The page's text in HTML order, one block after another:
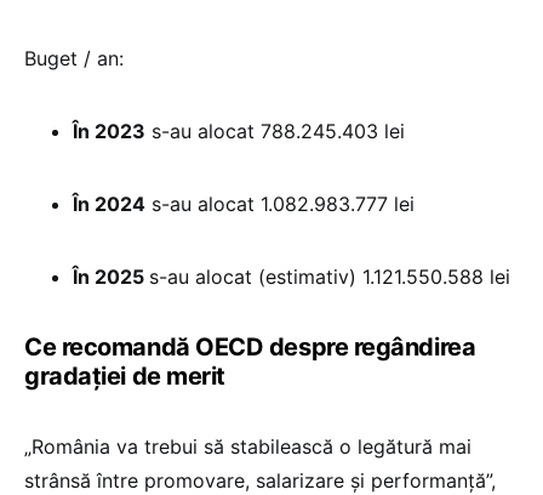
Buget / an:
În 2023 s-au alocat 788.245.403 lei
În 2024 s-au alocat 1.082.983.777 lei
În 2025 s-au alocat (estimativ) 1.121.550.588 lei
Ce recomandă OECD despre regândirea
gradației de merit
„România va trebui să stabilească o legătură mai
strânsă între promovare, salarizare și performanță”,